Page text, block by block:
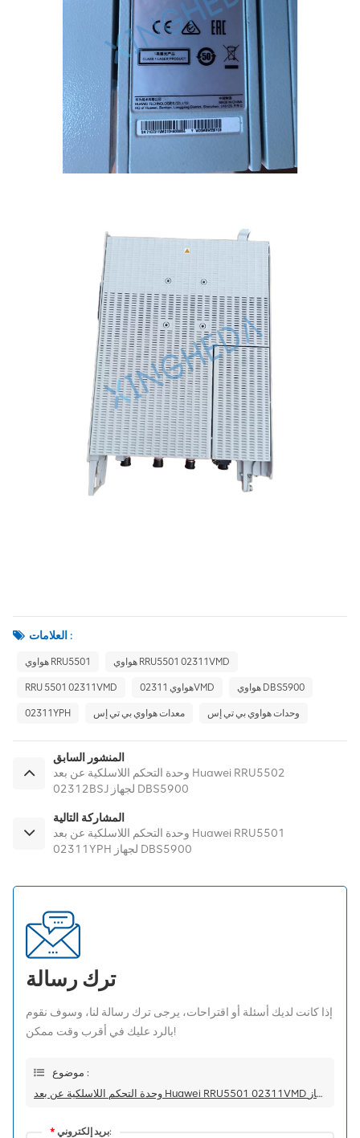
العلامات :
هواوي RRU5501 هواوي RRU5501 02311VMD
RRU 5501 02311VMD هواوي 02311VMD هواوي DBS5900
02311YPH معدات هواوي بي تي إس وحدات هواوي بي تي إس
المنشور السابق
وحدة التحكم اللاسلكية عن بعد Huawei RRU5502
02312BSJ لجهاز DBS5900
المشاركة التالية
وحدة التحكم اللاسلكية عن بعد Huawei RRU5501
02311YPH لجهاز DBS5900
ترك رسالة
إذا كانت لديك أسئلة أو اقتراحات، يرجى ترك رسالة لنا، وسوف نقوم
بالرد عليك في أقرب وقت ممكن!
موضوع :
وحدة التحكم اللاسلكية عن بعد Huawei RRU5501 02311VMD لجهاز DBS5900
* بريد إلكتروني: